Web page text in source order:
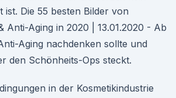
ist. Die 55 besten Bilder von
Anti-Aging in 2020 | 13.01.2020 - Ab
Aging nachdenken sollte und
den Schönheits-Ops steckt.
in der Kosmetikindustrie